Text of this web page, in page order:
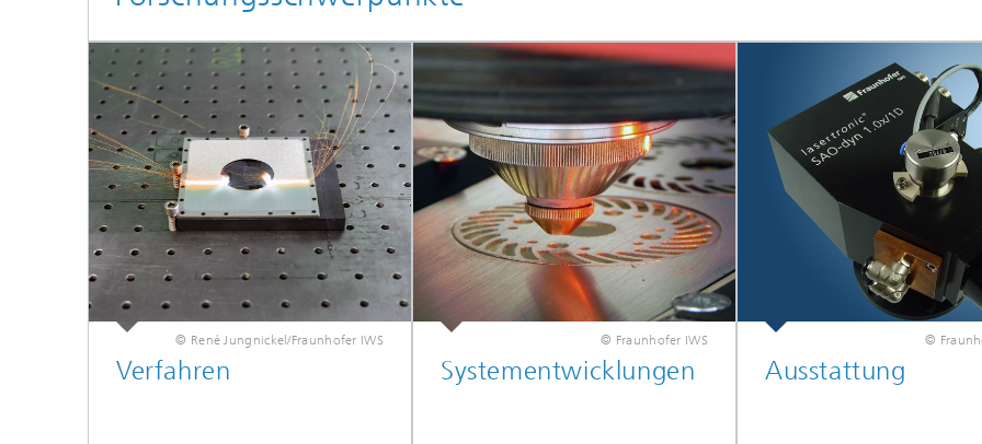
®
© René Jungnickel/Fraunhofer IWS
Verfahren
© Fraunhofer IWS
Systementwicklungen
©
Ausstattung